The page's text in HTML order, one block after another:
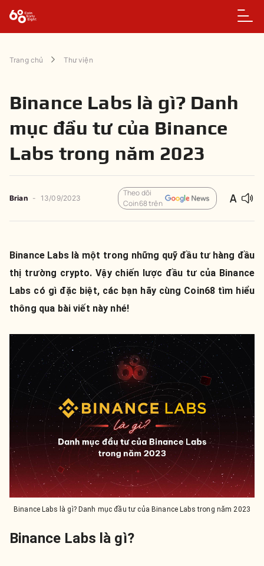
Trang chủ Thư viện
Binance Labs là gì? Danh
mục đầu tư của Binance
Labs trong năm 2023
Brian - 13/09/2023
Theo dõi
Coin68 trên
Binance Labs là một trong những quỹ đầu tư hàng đầu
thị trường crypto. Vậy chiến lược đầu tư của Binance
Labs có gì đặc biệt, các bạn hãy cùng Coin68 tìm hiểu
thông qua bài viết này nhé!
Binance Labs là gì? Danh mục đầu tư của Binance Labs trong năm 2023
Binance Labs là gì?